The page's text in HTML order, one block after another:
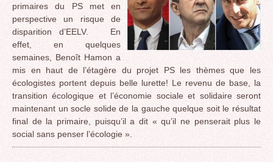
primaires du PS met en
perspective un risque de
disparition d’EELV. En
effet, en quelques
semaines, Benoît Hamon a
mis en haut de l’étagère du projet PS les thèmes que les
écologistes portent depuis belle lurette! Le revenu de base, la
transition écologique et l’économie sociale et solidaire seront
maintenant un socle solide de la gauche quelque soit le résultat
final de la primaire, puisqu’il a dit « qu’il ne penserait plus le
social sans penser l’écologie ».